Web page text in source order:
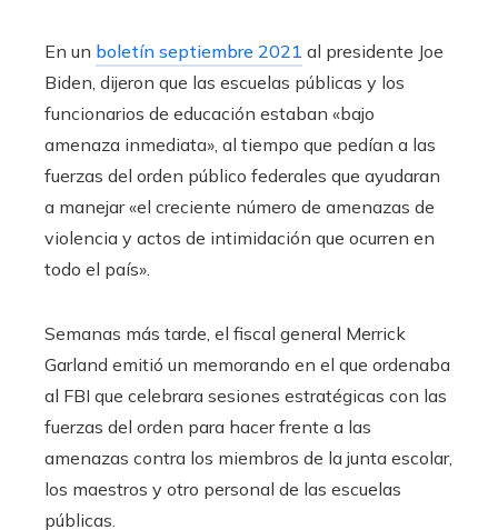
En un boletín septiembre 2021 al presidente Joe
Biden, dijeron que las escuelas públicas y los
funcionarios de educación estaban «bajo
amenaza inmediata», al tiempo que pedían a las
fuerzas del orden público federales que ayudaran
a manejar «el creciente número de amenazas de
violencia y actos de intimidación que ocurren en
todo el país».
Semanas más tarde, el fiscal general Merrick
Garland emitió un memorando en el que ordenaba
al FBI que celebrara sesiones estratégicas con las
fuerzas del orden para hacer frente a las
amenazas contra los miembros de la junta escolar,
los maestros y otro personal de las escuelas
públicas.